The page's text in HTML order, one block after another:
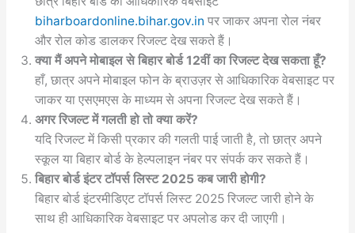
biharboardonline.bihar.gov.in पर जाकर अपना रोल नंबर
और रोल कोड डालकर रिजल्ट देख सकते हैं।
क्या मैं अपने मोबाइल से बिहार बोर्ड 12वीं का रिजल्ट देख सकता हूँ?
हाँ, छात्र अपने मोबाइल फोन के ब्राउज़र से आधिकारिक वेबसाइट पर
जाकर या एसएमएस के माध्यम से अपना रिजल्ट देख सकते हैं।
अगर रिजल्ट में गलती हो तो क्या करें?
यदि रिजल्ट में किसी प्रकार की गलती पाई जाती है, तो छात्र अपने
स्कूल या बिहार बोर्ड के हेल्पलाइन नंबर पर संपर्क कर सकते हैं।
बिहार बोर्ड इंटर टॉपर्स लिस्ट 2025 कब जारी होगी?
बिहार बोर्ड इंटरमीडिएट टॉपर्स लिस्ट 2025 रिजल्ट जारी होने के
साथ ही आधिकारिक वेबसाइट पर अपलोड कर दी जाएगी।